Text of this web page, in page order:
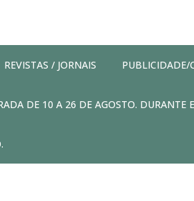
REVISTAS / JORNAIS PUBLICIDADE/
DE 10 A 26 DE AGOSTO.